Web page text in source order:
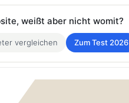
weißt aber nicht womit?
vergleichen Zum Test 2026